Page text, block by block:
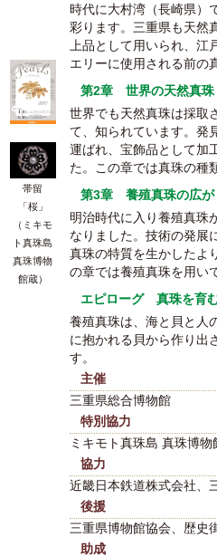
帯留
「桜」
（ミキモ
ト真珠島
真珠博物
館蔵）
時代に大村湾（長崎県）
彩ります。三重県も天然
上品として用いられ、
エリーに使用される前の
第2章 世界の天然真珠
世界でも天然真珠は採取
て、知られています。発
運ばれ、宝飾品として加
た。この章では真珠の種
第3章 養殖真珠の広が
明治時代に入り養殖真珠
なりました。技術の発展
真珠の特質を生かしたよ
の章では養殖真珠を用い
エピローグ 真珠を育
養殖真珠は、海と貝と人
に抱かれる貝から作り出
す。
主催
三重県総合博物館
特別協力
ミキモト真珠島 真珠博物
協力
近畿日本鉄道株式会社、
後援
三重県博物館協会、歴史
助成